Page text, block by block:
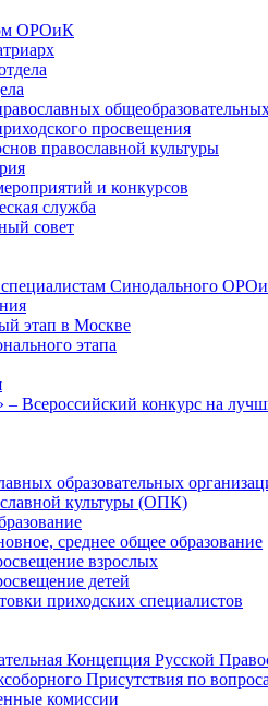
ОРОиК
просвещения
православной культуры
и конкурсов
служба
совет
специалистам Синодального
этап в Москве
этапа
Всероссийский конкурс на
образовательных
культуры (ОПК)
среднее общее образование
взрослых
детей
приходских специалистов
Концепция Русской
Присутствия по
комиссии